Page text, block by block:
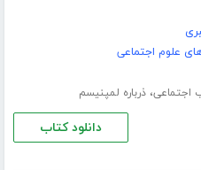
علوم اجتماعی
اجتماعی،ذرباره لمپنیسم
دانلود کتاب